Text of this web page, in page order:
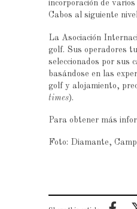
incorporación de
Cabos al siguiente
La Asociación
golf. Sus operadores
seleccionados por sus
basándose en las
golf y alojamiento,
times).
Para obtener más
Foto: Diamante,